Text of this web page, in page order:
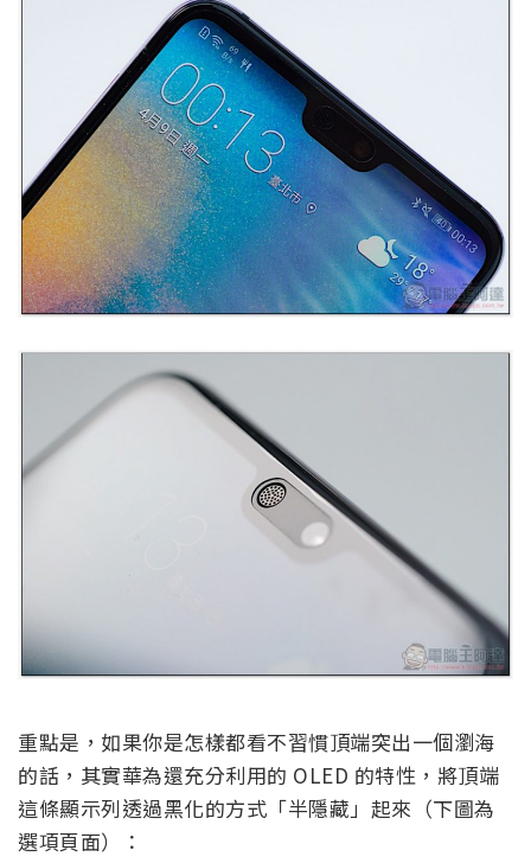
重點是，如果你是怎樣都看不習慣頂端突出一個瀏海
的話，其實華為還充分利用的 OLED 的特性，將頂端
這條顯示列透過黑化的方式「半隱藏」起來（下圖為
選項頁面）：